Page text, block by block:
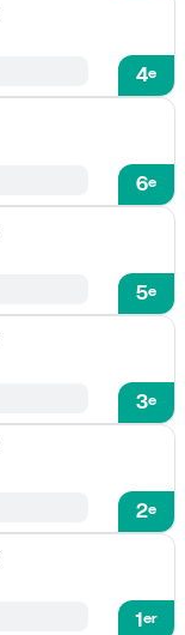
4e
6e
5e
3e
2e
1er